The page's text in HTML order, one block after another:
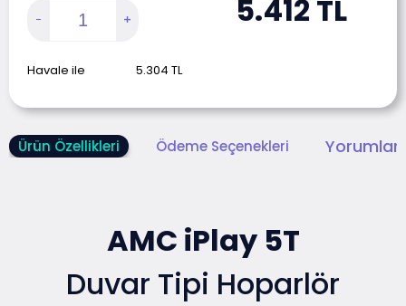
5.412 TL
Havale ile 5.304 TL
Ürün Özellikleri Ödeme Seçenekleri
AMC iPlay 5T
Duvar Tipi Hoparlör